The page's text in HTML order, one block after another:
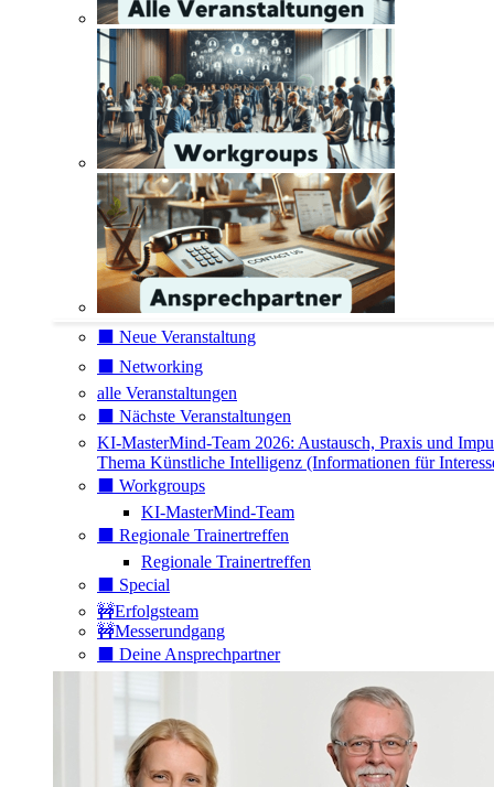
⬛️ Neue Veranstaltung
⬛️ Networking
alle Veranstaltungen
⬛️ Nächste Veranstaltungen
KI-MasterMind-Team 2026: Austausch, Praxis und
Thema Künstliche Intelligenz (Informationen für
⬛️ Workgroups
KI-MasterMind-Team
⬛️ Regionale Trainertreffen
Regionale Trainertreffen
⬛️ Special
🚧Erfolgsteam
🚧Messerundgang
⬛️ Deine Ansprechpartner